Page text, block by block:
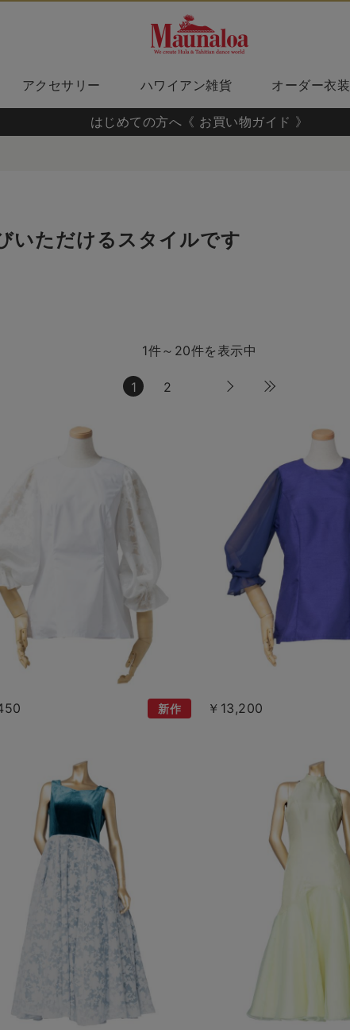
アクセサリー ハワイアン雑貨 オーダー衣装
はじめての方へ《 お買い物ガイド 》
いただけるスタイルです
1件～20件を表示中
1 2
新作 ￥13,200